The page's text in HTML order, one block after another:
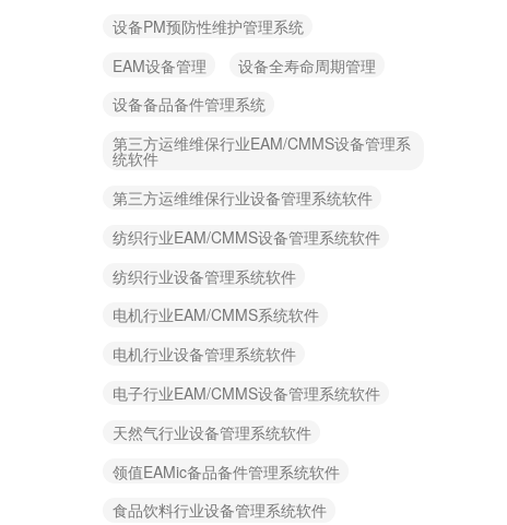
设备PM预防性维护管理系统
EAM设备管理
设备全寿命周期管理
设备备品备件管理系统
第三方运维维保行业EAM/CMMS设备管理系
统软件
第三方运维维保行业设备管理系统软件
纺织行业EAM/CMMS设备管理系统软件
纺织行业设备管理系统软件
电机行业EAM/CMMS系统软件
电机行业设备管理系统软件
电子行业EAM/CMMS设备管理系统软件
天然气行业设备管理系统软件
领值EAMic备品备件管理系统软件
食品饮料行业设备管理系统软件